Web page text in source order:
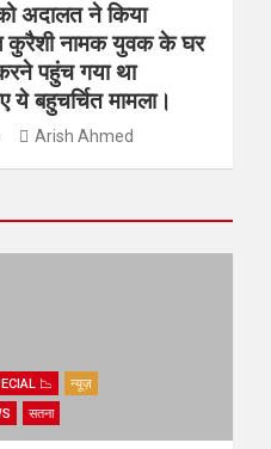
अदालत ने किया
कुरैशी नामक युवक के घर
पहुंच गया था
ये बहुचर्चित मामला।
Arish Ahmed
📉
न्यूज़
सतना